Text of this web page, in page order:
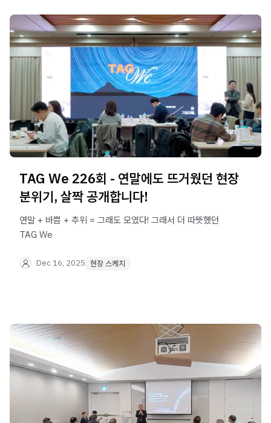
TAG We 226회 - 연말에도 뜨거웠던 현장
분위기, 살짝 공개합니다!
연말 + 바쁨 + 추위 = 그래도 모였다! 그래서 더 따뜻했던
TAG We
Dec 16, 2025 현장 스케치